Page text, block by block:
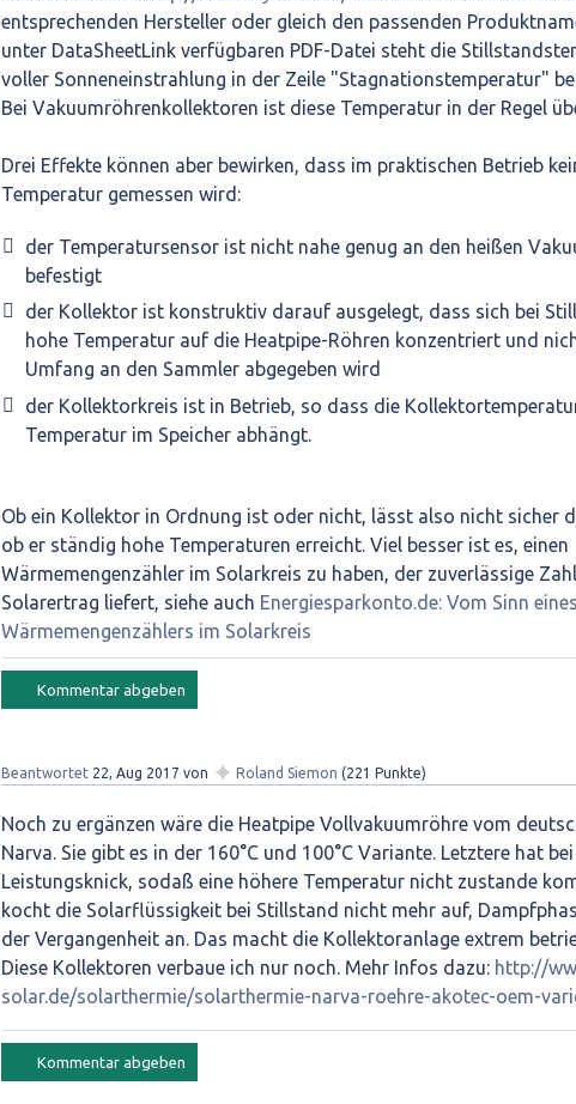
entsprechenden Hersteller oder gleich den passenden
unter DataSheetLink verfügbaren PDF-Datei steht die
voller Sonneneinstrahlung in der Zeile "Stagnationstemperatur"
Bei Vakuumröhrenkollektoren ist diese Temperatur in der Regel
Drei Effekte können aber bewirken, dass im praktischen Betrieb
Temperatur gemessen wird:
der Temperatursensor ist nicht nahe genug an den heißen
befestigt
der Kollektor ist konstruktiv darauf ausgelegt, dass sich bei
hohe Temperatur auf die Heatpipe-Röhren konzentriert und
Umfang an den Sammler abgegeben wird
der Kollektorkreis ist in Betrieb, so dass die
Temperatur im Speicher abhängt.
Ob ein Kollektor in Ordnung ist oder nicht, lässt also nicht sicher
ob er ständig hohe Temperaturen erreicht. Viel besser ist es, einen
Wärmemengenzähler im Solarkreis zu haben, der zuverlässige
Solarertrag liefert, siehe auch Energiesparkonto.de: Vom Sinn eines
Wärmemengenzählers im Solarkreis
Beantwortet 22, Aug 2017 von ✦ Roland Siemon (221 Punkte)
Noch zu ergänzen wäre die Heatpipe Vollvakuumröhre vom
Narva. Sie gibt es in der 160°C und 100°C Variante. Letztere hat bei
Leistungsknick, sodaß eine höhere Temperatur nicht zustande
kocht die Solarflüssigkeit bei Stillstand nicht mehr auf,
der Vergangenheit an. Das macht die Kollektoranlage extrem
Diese Kollektoren verbaue ich nur noch. Mehr Infos dazu: http://
solar.de/solarthermie/solarthermie-narva-roehre-akotec-oem-